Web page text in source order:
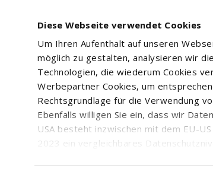
Diese Webseite verwendet Cookies
Um Ihren Aufenthalt auf unseren
möglich zu gestalten, analysieren wir
Technologien, die wiederum Cookies
Werbepartner Cookies, um
Rechtsgrundlage für die Verwendung
Ebenfalls willigen Sie ein, dass wir
USA besteht inzwischen mit dem EU-
2023 ein vergleichbares